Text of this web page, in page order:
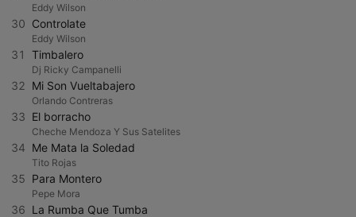
Eddy Wilson
30 Controlate
Eddy Wilson
31 Timbalero
Dj Ricky Campanelli
32 Mi Son Vueltabajero
Orlando Contreras
33 El borracho
Cheche Mendoza Y Sus Satelites
34 Me Mata la Soledad
Tito Rojas
35 Para Montero
Pepe Mora
36 La Rumba Que Tumba